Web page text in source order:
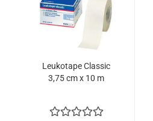
Leukotape Classic
3,75 cm x 10 m